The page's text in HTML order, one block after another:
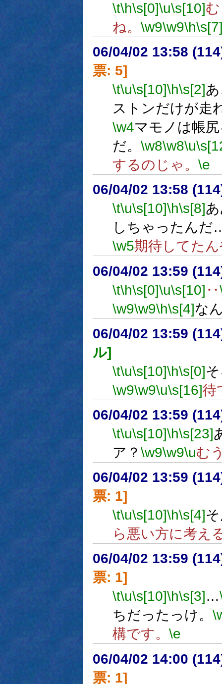
\t\h\s[0]\u\s[10]
ね。 \w9\w9\h
06/04/02 13:58
票: 5]
\t\u\s[10]\h\s[2]
ストンだけが走
\w4マモノは帳
だ。 \w8\w8\u
するのじゃ。 \e
06/04/02 13:58
\t\u\s[10]\h\s[8]
しちゃったんだ
\w5期待してた
06/04/02 13:59
\t\h\s[0]\u\s[10] ‥
\w9\w9\h\s[4]な
06/04/02 13:59
ル]
\t\u\s[10]\h\s[0]
\w9\w9\u\s[16]待
06/04/02 13:59
\t\u\s[10]\h\s[23]
ア？ \w9\w9\uむ
06/04/02 13:59
票: 1]
\t\u\s[10]\h\s[4]
ら悪い方に考え
06/04/02 13:59
票: 1]
\t\u\s[10]\h\s[3] …
ちだったっけ。
構です。 \e
06/04/02 14:00
票: 1]